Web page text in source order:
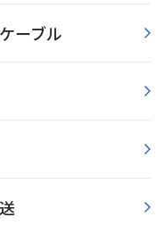
ーブル